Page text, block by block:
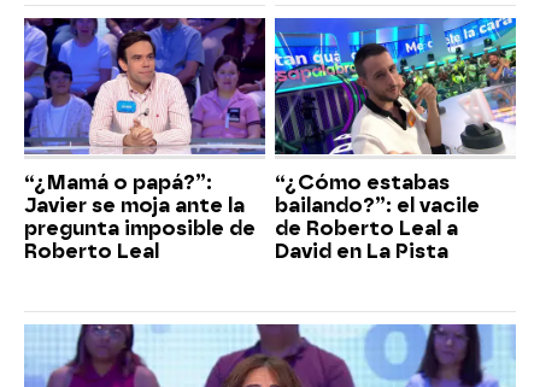
“¿Mamá o papá?”:
Javier se moja ante la
pregunta imposible de
Roberto Leal
“¿Cómo estabas
bailando?”: el vacile
de Roberto Leal a
David en La Pista